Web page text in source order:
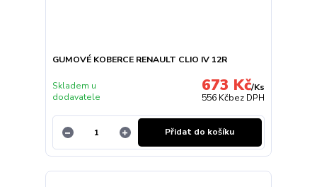
GUMOVÉ KOBERCE RENAULT CLIO IV 12R
673 Kč/Ks
556 Kčbez DPH
Skladem u
dodavatele
Přidat do košíku